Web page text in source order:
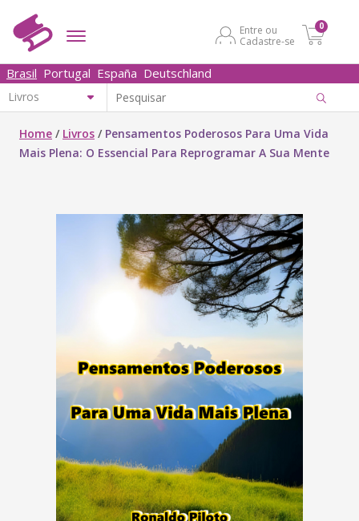
Entre ou
Cadastre-se
0
Brasil Portugal España Deutschland
Home / Livros / Pensamentos Poderosos Para Uma Vida
Mais Plena: O Essencial Para Reprogramar A Sua Mente